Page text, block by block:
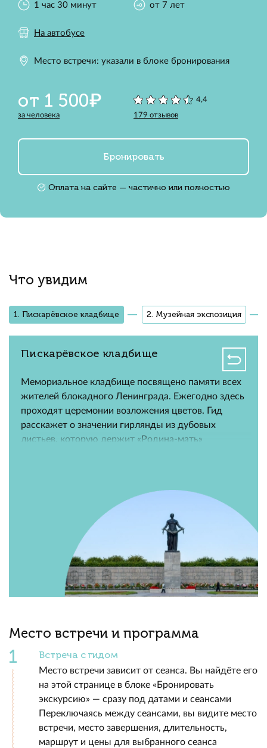
1 час 30 минут от 7 лет
На автобусе
Место встречи: указали в блоке бронирования
от 1 500₽
за человека
4,4
179 отзывов
Бронировать
Оплата на сайте — частично или полностью
Что увидим
1. Пискарёвское кладбище 2. Музейная экспозиция
Пискарёвское кладбище
Мемориальное кладбище посвящено памяти всех
жителей блокадного Ленинграда. Ежегодно здесь
проходят церемонии возложения цветов. Гид
расскажет о значении гирлянды из дубовых
листьев, которую держит «Родина-мать»
Место встречи и программа
Встреча с гидом
Место встречи зависит от сеанса. Вы найдёте его
на этой странице в блоке «Бронировать
экскурсию» — сразу под датами и сеансами
Переключаясь между сеансами, вы видите место
встречи, место завершения, длительность,
маршрут и цены для выбранного сеанса